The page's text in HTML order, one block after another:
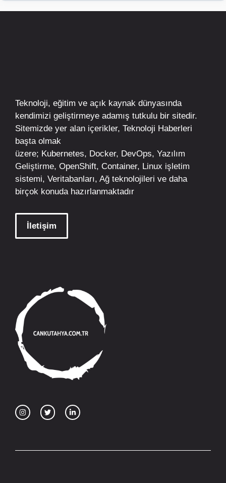
Teknoloji, eğitim ve açık kaynak dünyasında
kendimizi geliştirmeye adamış tutkulu bir sitedir.
Sitemizde yer alan içerikler, Teknoloji Haberleri
başta olmak
üzere; Kubernetes, Docker, DevOps, Yazılım
Geliştirme, OpenShift, Container, Linux işletim
sistemi, Veritabanları, Ağ teknolojileri ve daha
birçok konuda hazırlanmaktadır
İletişim